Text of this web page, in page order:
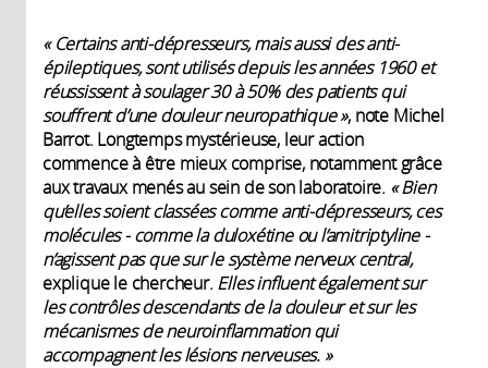
« Certains anti-dépresseurs, mais aussi des anti-
épileptiques, sont utilisés depuis les années 1960 et
réussissent à soulager 30 à 50% des patients qui
souffrent d’une douleur neuropathique », note Michel
Barrot. Longtemps mystérieuse, leur action
commence à être mieux comprise, notamment grâce
aux travaux menés au sein de son laboratoire. « Bien
qu’elles soient classées comme anti-dépresseurs, ces
molécules - comme la duloxétine ou l’amitriptyline -
n’agissent pas que sur le système nerveux central,
explique le chercheur. Elles influent également sur
les contrôles descendants de la douleur et sur les
mécanismes de neuroinflammation qui
accompagnent les lésions nerveuses. »